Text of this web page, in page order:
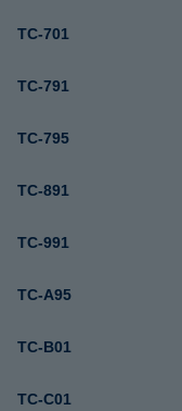
TC-701
TC-791
TC-795
TC-891
TC-991
TC-A95
TC-B01
TC-C01